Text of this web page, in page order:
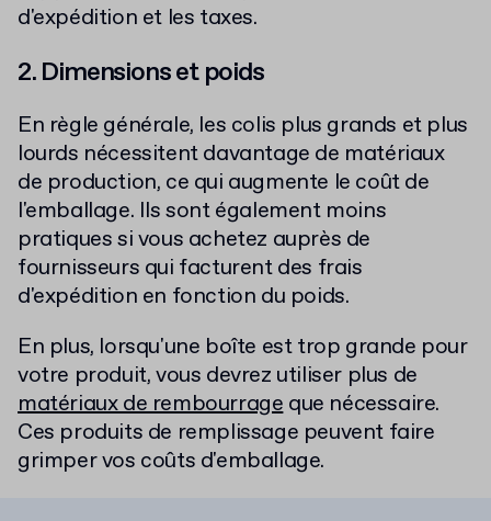
d'expédition et les taxes.
2. Dimensions et poids
En règle générale, les colis plus grands et plus
lourds nécessitent davantage de matériaux
de production, ce qui augmente le coût de
l'emballage. Ils sont également moins
pratiques si vous achetez auprès de
fournisseurs qui facturent des frais
d'expédition en fonction du poids.
En plus, lorsqu'une boîte est trop grande pour
votre produit, vous devrez utiliser plus de
matériaux de rembourrageque nécessaire.
Ces produits de remplissage peuvent faire
grimper vos coûts d'emballage.